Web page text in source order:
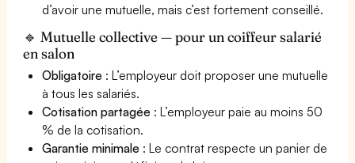
d’avoir une mutuelle, mais c’est fortement conseillé.
🔹 Mutuelle collective — pour un coiffeur salarié
en salon
Obligatoire : L’employeur doit proposer une mutuelle
à tous les salariés.
Cotisation partagée : L’employeur paie au moins 50
% de la cotisation.
Garantie minimale : Le contrat respecte un panier de